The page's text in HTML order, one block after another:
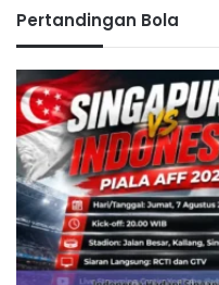
Pertandingan Bola